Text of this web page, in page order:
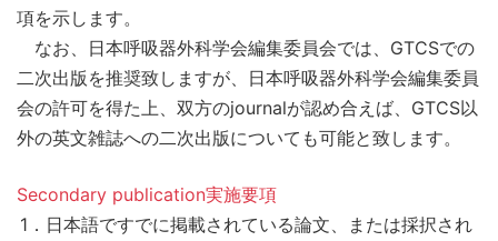
項を示します。
なお、日本呼吸器外科学会編集委員会では、GTCSでの
二次出版を推奨致しますが、日本呼吸器外科学会編集委員
会の許可を得た上、双方のjournalが認め合えば、GTCS以
外の英文雑誌への二次出版についても可能と致します。
Secondary publication実施要項
1．日本語ですでに掲載されている論文、または採択され